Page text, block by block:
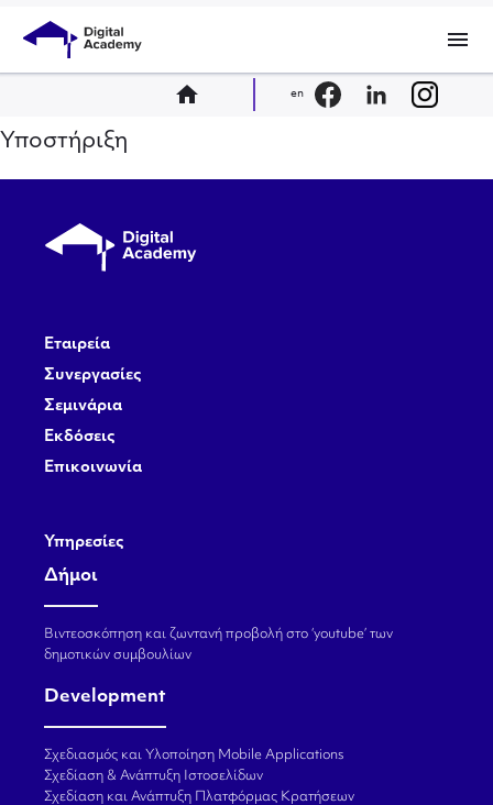
menu
home en
Υποστήριξη
Εταιρεία
Συνεργασίες
Σεμινάρια
Εκδόσεις
Επικοινωνία
Υπηρεσίες
Δήμοι
Βιντεοσκόπηση και ζωντανή προβολή στο ‘youtube’ των
δημοτικών συμβουλίων
Development
Σχεδιασμός και Υλοποίηση Mobile Applications
Σχεδίαση & Ανάπτυξη Ιστοσελίδων
Σχεδίαση και Ανάπτυξη Πλατφόρμας Κρατήσεων